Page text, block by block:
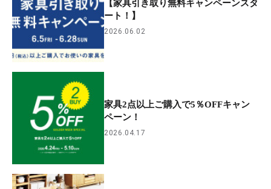
【家具引き取り無料キャンペーンスタ
ート！】
2026.06.02
家具2点以上ご購入で5％OFFキャン
ペーン！
2026.04.17